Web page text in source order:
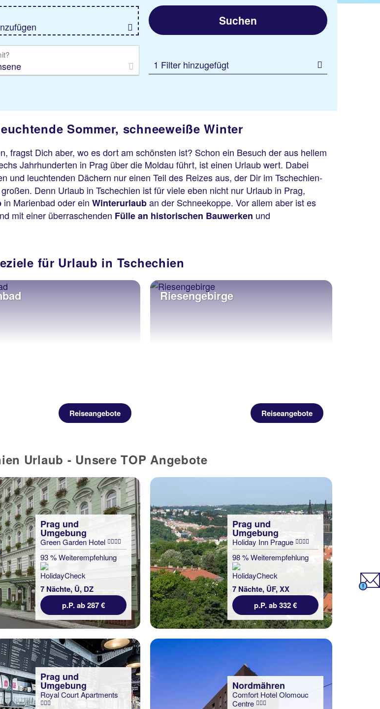
Suchen
1 Filter hinzugefügt
Sommer, schneeweiße Winter
fragst Dich aber, wo es dort am schönsten ist? Schon ein Besuch der aus hellem
Jahrhunderten in Prag über die Moldau führt, ist einen Urlaub wert. Dabei
und leuchtenden Dächern nur einen Teil des Reizes aus, der Dir im Tschechien-
Denn Urlaub in Tschechien ist für viele eben nicht nur Urlaub in Prag,
in Marienbad oder ein Winterurlauban der Schneekoppe. Vor allem aber ist es
mit einer überraschenden Fülle an historischen Bauwerken und
für Urlaub in Tschechien
Reiseangebote
Riesengebirge
Reiseangebote
Urlaub - Unsere TOP Angebote
Prag und
Umgebung
Green Garden Hotel
93 % Weiterempfehlung
7 Nächte, Ü, DZ
p.P. ab 287 €
Prag und
Umgebung
Holiday Inn Prague
98 % Weiterempfehlung
7 Nächte, ÜF, XX
p.P. ab 332 €
Prag und
Umgebung
Royal Court Apartments
Nordmähren
Comfort Hotel Olomouc
Centre